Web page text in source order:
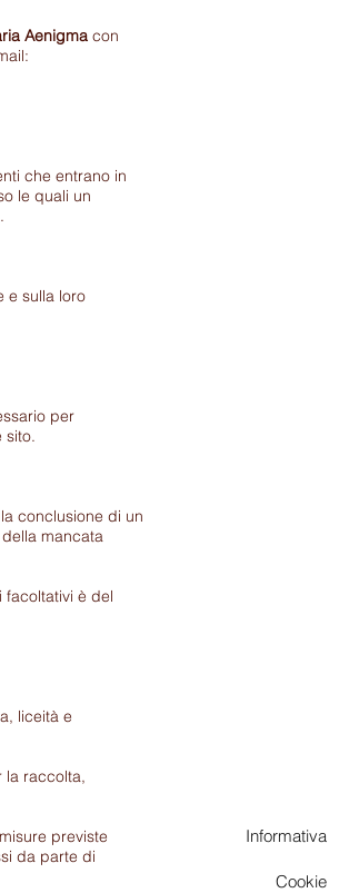
Informativa
Cookie
Aenigma con
che entrano in
le quali un
e sulla loro
per
sito.
conclusione di un
mancata
facoltativi è del
liceità e
la raccolta,
previste
da parte di